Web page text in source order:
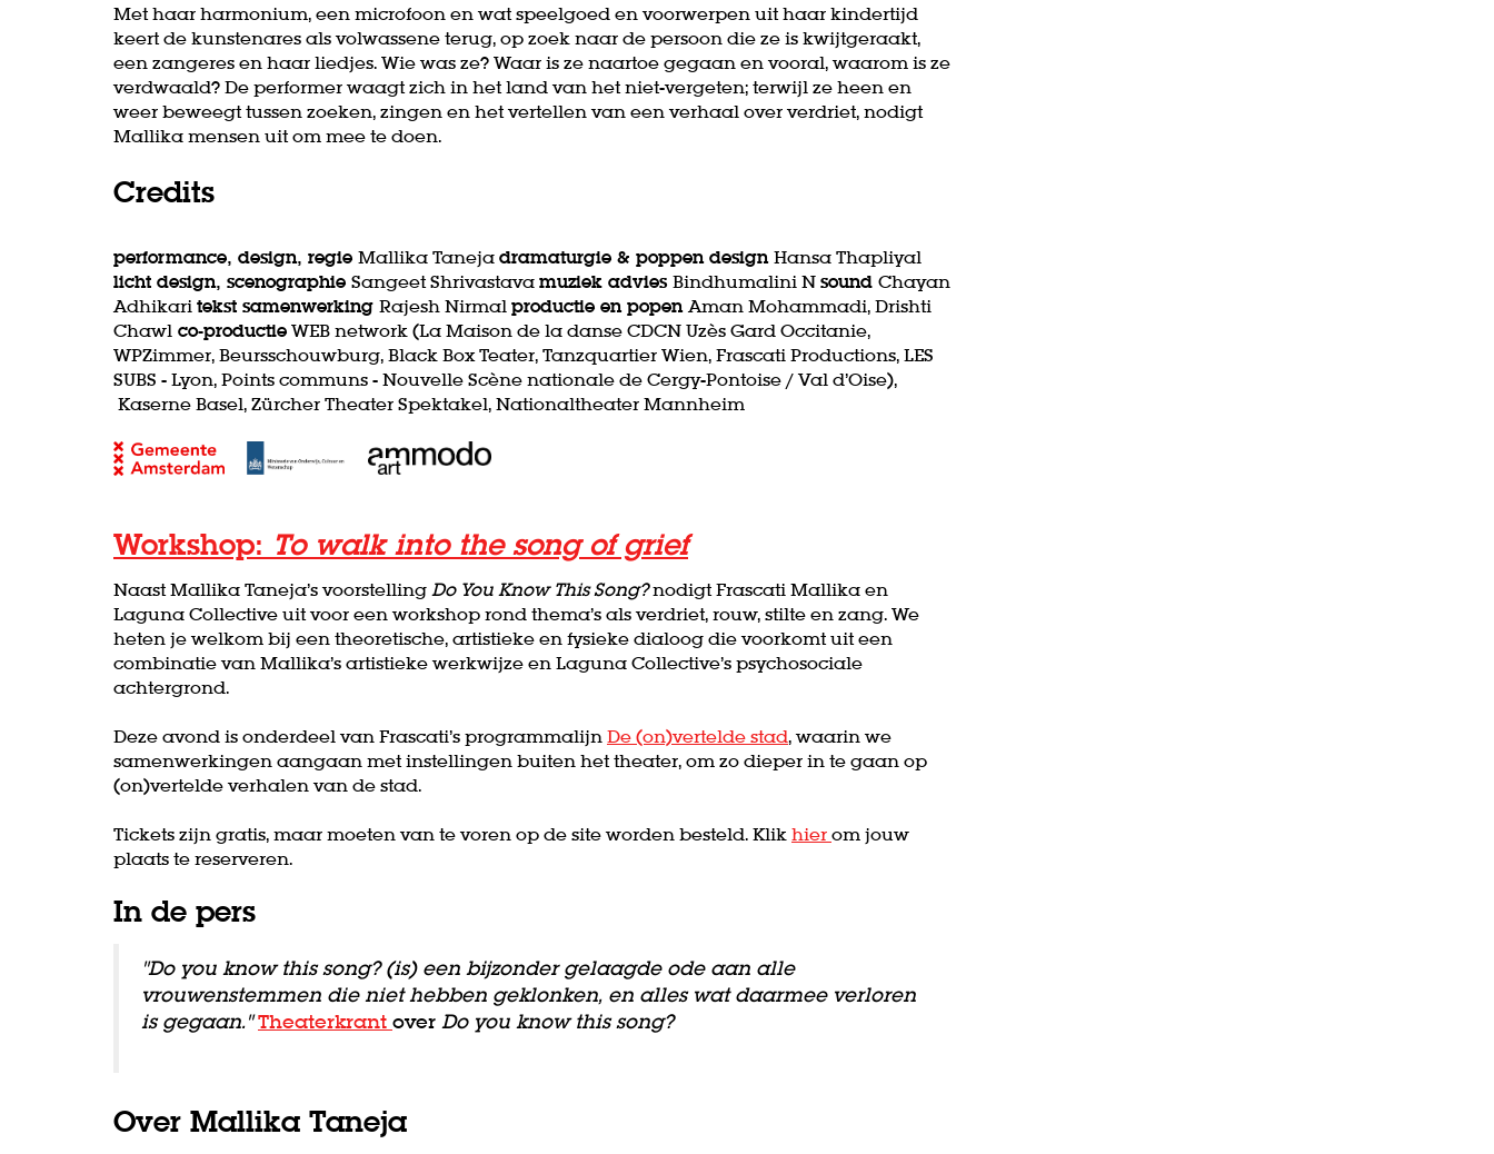
Met haar harmonium, een microfoon en wat speelgoed en voorwerpen uit haar kindertijd
keert de kunstenares als volwassene terug, op zoek naar de persoon die ze is kwijtgeraakt,
een zangeres en haar liedjes. Wie was ze? Waar is ze naartoe gegaan en vooral, waarom is ze
verdwaald? De performer waagt zich in het land van het niet-vergeten; terwijl ze heen en
weer beweegt tussen zoeken, zingen en het vertellen van een verhaal over verdriet, nodigt
Mallika mensen uit om mee te doen.
Credits
performance, design, regie Mallika Taneja dramaturgie & poppen design Hansa Thapliyal
licht design, scenographie Sangeet Shrivastava muziek advies Bindhumalini N sound Chayan
Adhikari tekst samenwerking Rajesh Nirmal productie en popenAman Mohammadi, Drishti
Chawl co-productie WEB network (La Maison de la danse CDCN Uzès Gard Occitanie,
WPZimmer, Beursschouwburg, Black Box Teater, Tanzquartier Wien, Frascati Productions, LES
SUBS - Lyon, Points communs - Nouvelle Scène nationale de Cergy-Pontoise / Val d’Oise),
Kaserne Basel, Zürcher Theater Spektakel, Nationaltheater Mannheim
Workshop: To walk into the song of grief
Naast Mallika Taneja’s voorstelling Do You Know This Song?nodigt Frascati Mallika en
Laguna Collective uit voor een workshop rond thema’s als verdriet, rouw, stilte en zang. We
heten je welkom bij een theoretische, artistieke en fysieke dialoog die voorkomt uit een
combinatie van Mallika’s artistieke werkwijze en Laguna Collective’s psychosociale
achtergrond.
Deze avond is onderdeel van Frascati’s programmalijn De (on)vertelde stad, waarin we
samenwerkingen aangaan met instellingen buiten het theater, om zo dieper in te gaan op
(on)vertelde verhalen van de stad.
Tickets zijn gratis, maar moeten van te voren op de site worden besteld. Klik hier om jouw
plaats te reserveren.
In de pers
"Do you know this song? (is) een bijzonder gelaagde ode aan alle
vrouwenstemmen die niet hebben geklonken, en alles wat daarmee verloren
is gegaan."Theaterkrant over Do you know this song?
Over Mallika Taneja